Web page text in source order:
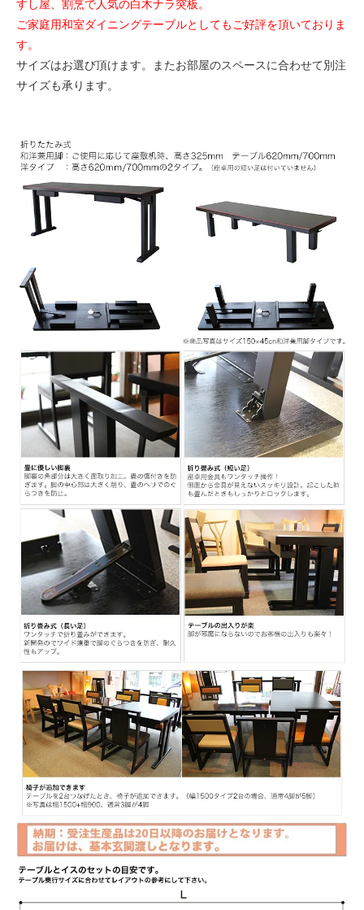
すし屋、割烹で人気の白木ナラ突板。
ご家庭用和室ダイニングテーブルとしてもご好評を頂いておりま
す。
サイズはお選び頂けます。またお部屋のスペースに合わせて別注
サイズも承ります。